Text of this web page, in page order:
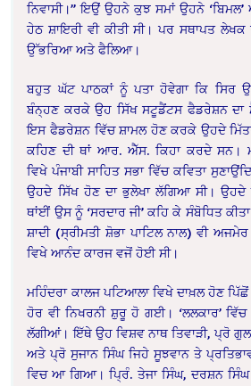
ਨਿਵਾਸੀ।” ਇਉਂ ਉਹਨੇ ਕੁਝ ਸਮਾਂ ਉਹਨੇ ‘ਬਿਮਲ’
ਹੇਠ ਸ਼ਾਇਰੀ ਵੀ ਕੀਤੀ ਸੀ। ਪਰ ਸਥਾਪਤ
ਉੱਭਰਿਆ ਅਤੇ ਫੈਲਿਆ।
ਬਹੁਤ ਘੱਟ ਪਾਠਕਾਂ ਨੂੰ ਪਤਾ ਹੋਵੇਗਾ ਕਿ ਸਿਰ
ਬੰਨ੍ਹਣ ਕਰਕੇ ਉਹ ਸਿੱਖ ਸਟੂਡੈਂਟਸ ਫੈਡਰੇਸ਼ਨ ਦਾ
ਇਸ ਫੈਡਰੇਸ਼ਨ ਵਿੱਚ ਸ਼ਾਮਲ ਹੋਣ ਕਰਕੇ ਉਹਦੇ
ਕਹਿਣ ਦੀ ਥਾਂ ਆਰ. ਐੱਸ. ਕਿਹਾ ਕਰਦੇ ਸਨ।
ਵਿਖੇ ਪੰਜਾਬੀ ਸਾਹਿਤ ਸਭਾ ਵਿੱਚ ਕਵਿਤਾ
ਉਹਦੇ ਸਿੱਖ ਹੋਣ ਦਾ ਭੁਲੇਖਾ ਲੱਗਿਆ ਸੀ।
ਥਾਂਈਂ ਉਸ ਨੂੰ ‘ਸਰਦਾਰ ਜੀ’ ਕਹਿ ਕੇ ਸੰਬੋਧਿਤ
ਸ਼ਾਦੀ (ਸ੍ਰੀਮਤੀ ਸ਼ੋਭਾ ਪਾਟਿਲ ਨਾਲ) ਵੀ
ਵਿਖੇ ਆਨੰਦ ਕਾਰਜ ਵਜੋਂ ਹੋਈ ਸੀ।
ਮਹਿੰਦਰਾ ਕਾਲਜ ਪਟਿਆਲਾ ਵਿਖੇ ਦਾਖ਼ਲ ਹੋਣ
ਹੋਰ ਵੀ ਨਿਖਰਨੀ ਸ਼ੁਰੂ ਹੋ ਗਈ। ‘ਲਲਕਾਰ’
ਲੱਗੀਆਂ। ਇੱਥੇ ਉਹ ਵਿਸ਼ਵ ਨਾਥ ਤਿਵਾੜੀ, ਪ੍ਰੋ
ਅਤੇ ਪ੍ਰੋ ਸੁਜਾਨ ਸਿੰਘ ਜਿਹੇ ਸੂਝਵਾਨ ਤੇ
ਵਿਚ ਆ ਗਿਆ। ਪ੍ਰਿੰ. ਤੇਜਾ ਸਿੰਘ, ਦਰਸ਼ਨ